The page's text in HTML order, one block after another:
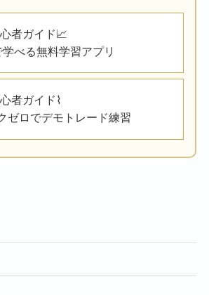
者ガイド📈
べる無料学習アプリ
者ガイド⌇
ゼロでデモトレード練習